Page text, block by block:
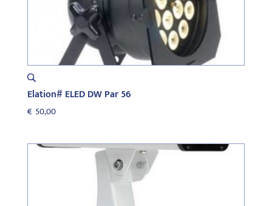
Elation# ELED DW Par 56
€ 50,00